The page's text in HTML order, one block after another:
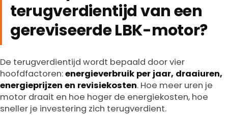
terugverdientijd van een
gereviseerde LBK-motor?
De terugverdientijd wordt bepaald door vier
hoofdfactoren:energieverbruik per jaar, draaiuren,
energieprijzen en revisiekosten. Hoe meer uren je
motor draait en hoe hoger de energiekosten, hoe
sneller je investering zich terugverdient.